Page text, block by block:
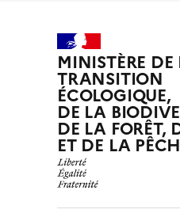
MINISTÈRE DE
TRANSITION
ÉCOLOGIQUE,
DE LA
DE LA FORÊT,
ET DE LA